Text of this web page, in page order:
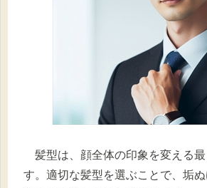
髪型は、顔全体の印象を変える
す。適切な髪型を選ぶことで、垢